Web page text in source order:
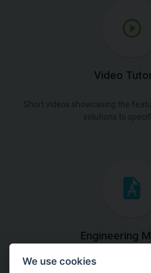
Video
Short videos showcasing the
solutions to
Engineering
Step by steps
We use cookies